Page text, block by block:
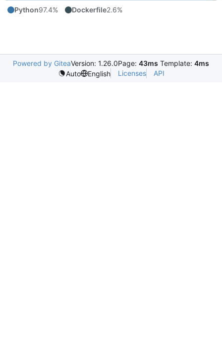
Python97.4% Dockerfile2.6%
Powered by GiteaVersion: 1.26.0Page: 43ms Template: 4ms
Auto
English Licenses API